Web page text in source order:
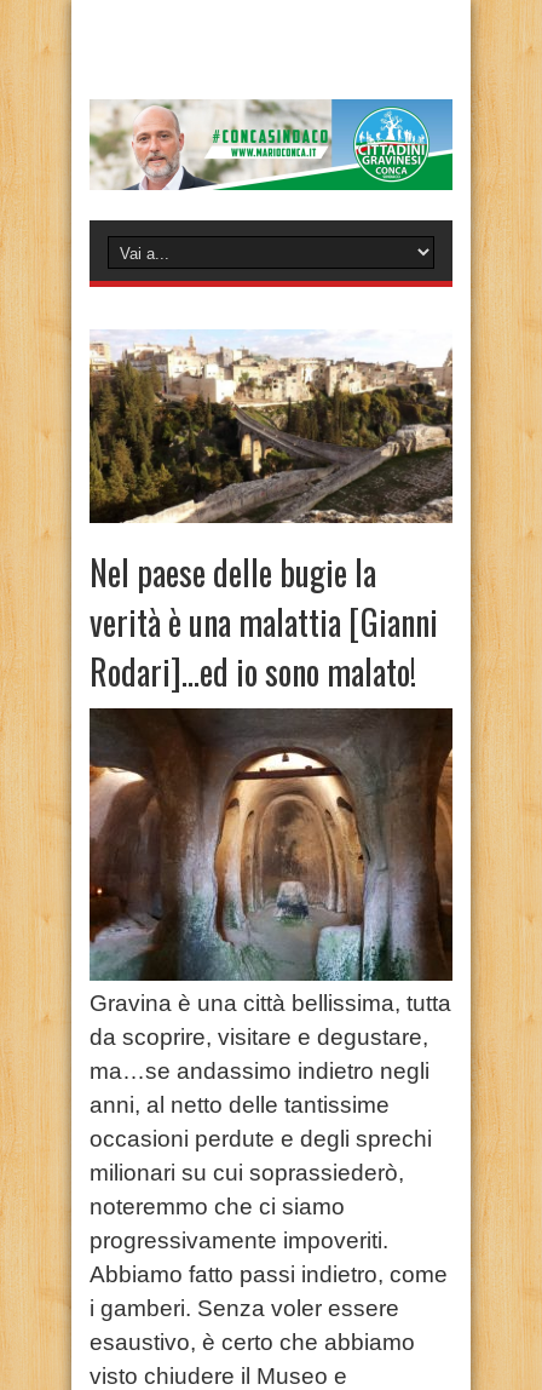
Nel paese delle bugie la
verità è una malattia [Gianni
Rodari]…ed io sono malato!
Gravina è una città bellissima, tutta
da scoprire, visitare e degustare,
ma…se andassimo indietro negli
anni, al netto delle tantissime
occasioni perdute e degli sprechi
milionari su cui soprassiederò,
noteremmo che ci siamo
progressivamente impoveriti.
Abbiamo fatto passi indietro, come
i gamberi. Senza voler essere
esaustivo, è certo che abbiamo
visto chiudere il Museo e